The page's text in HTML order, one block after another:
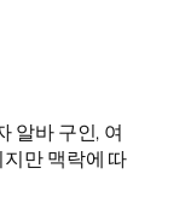
알바 구인, 여
만 맥락에 따